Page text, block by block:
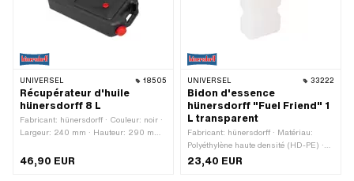
UNIVERSEL 18505
Récupérateur d'huile
hünersdorff 8 L
Fabricant: hünersdorff · Couleur: noir ·
Largeur: 240 mm · Hauteur: 290 mm ·
mm · Champ d'application:
Accessoires d'atelier
46,90 EUR
UNIVERSEL 33222
Bidon d'essence
hünersdorff "Fuel Friend" 1
L transparent
Fabricant: hünersdorff · Matériau:
Polyéthylène haute densité (HD-PE) ·
Couleur: transparent · Largeur: 125
mm · Hauteur: 170 mm · Hauteur: 210
23,40 EUR